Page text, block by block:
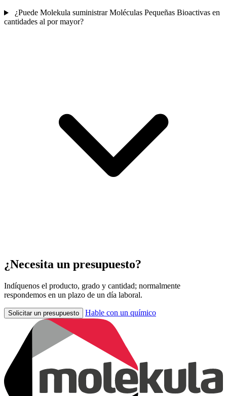
¿Puede Molekula suministrar Moléculas Pequeñas Bioactivas en
cantidades al por mayor?
¿Necesita un presupuesto?
Indíquenos el producto, grado y cantidad; normalmente
respondemos en un plazo de un día laboral.
Solicitar un presupuesto Hable con un químico